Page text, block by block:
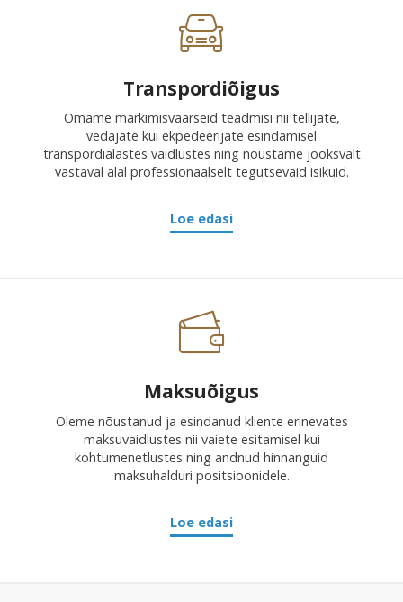
Transpordiõigus
Omame märkimisväärseid teadmisi nii tellijate,
vedajate kui ekpedeerijate esindamisel
transpordialastes vaidlustes ning nõustame jooksvalt
vastaval alal professionaalselt tegutsevaid isikuid.
Loe edasi
Maksuõigus
Oleme nõustanud ja esindanud kliente erinevates
maksuvaidlustes nii vaiete esitamisel kui
kohtumenetlustes ning andnud hinnanguid
maksuhalduri positsioonidele.
Loe edasi